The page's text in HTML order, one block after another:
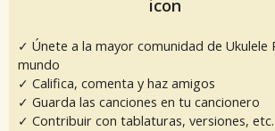
✓ Únete a la mayor comunidad de Ukulele
mundo
✓ Califica, comenta y haz amigos
✓ Guarda las canciones en tu cancionero
✓ Contribuir con tablaturas, versiones, etc.